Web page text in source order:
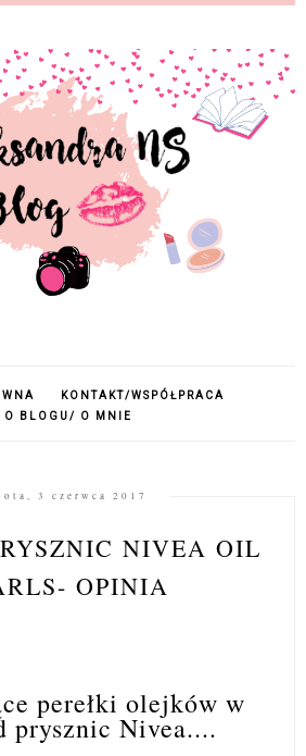
KONTAKT/WSPÓŁPRACA
O BLOGU/ O MNIE
3 czerwca 2017
NIVEA OIL
OPINIA
perełki olejków w
prysznic Nivea....